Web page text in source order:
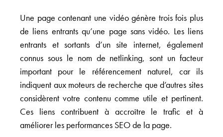
Une page contenant une vidéo génère trois fois plus
de liens entrants qu’une page sans vidéo. Les liens
entrants et sortants d’un site internet, également
connus sous le nom de netlinking, sont un facteur
important pour le référencement naturel, car ils
indiquent aux moteurs de recherche que d’autres sites
considèrent votre contenu comme utile et pertinent.
Ces liens contribuent à accroître le trafic et à
améliorer les performances SEO de la page.